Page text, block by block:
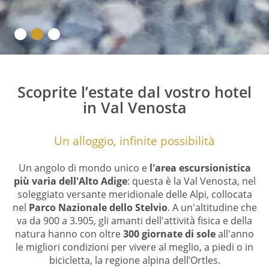
Scoprite l’estate dal vostro hotel
in Val Venosta
Un alloggio, infinite possibilità
Un angolo di mondo unico e l'area escursionistica
più varia dell'Alto Adige: questa è la Val Venosta, nel
soleggiato versante meridionale delle Alpi, collocata
nel Parco Nazionale dello Stelvio. A un'altitudine che
va da 900 a 3.905, gli amanti dell'attività fisica e della
natura hanno con oltre300 giornate di soleall'anno
le migliori condizioni per vivere al meglio, a piedi o in
bicicletta, la regione alpina dell’Ortles.